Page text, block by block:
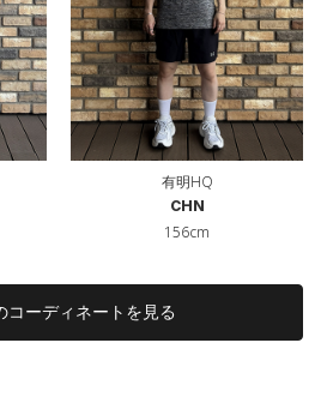
有明HQ
CHN
156cm
コーディネートを見る